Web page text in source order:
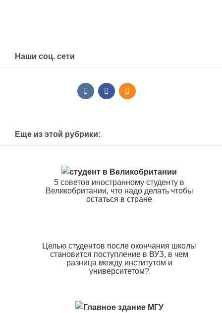
Наши соц. сети
Еще из этой рубрики:
5 советов иностранному студенту в
Великобритании, что надо делать чтобы
остаться в стране
Целью студентов после окончания школы
становится поступление в ВУЗ, в чем
разница между институтом и
университетом?